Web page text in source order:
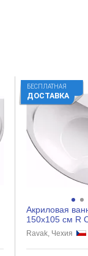
БЕСПЛАТНАЯ
ДОСТАВКА
Акриловая
150x105 см R
Ravak, Чехия